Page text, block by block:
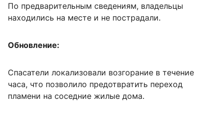
По предварительным сведениям, владельцы
находились на месте и не пострадали.
Обновление:
Спасатели локализовали возгорание в течение
часа, что позволило предотвратить переход
пламени на соседние жилые дома.